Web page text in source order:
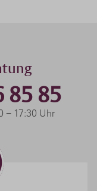
85 85
− 17:30 Uhr